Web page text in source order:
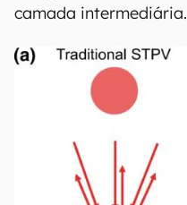
camada intermediária.